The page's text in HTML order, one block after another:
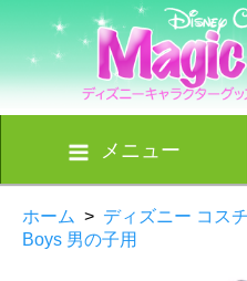
メニュー
ホーム > ディズニー コス
Boys 男の子用